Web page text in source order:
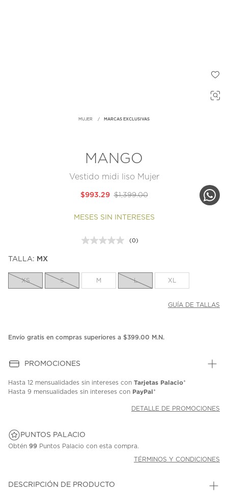
MUJER MARCAS EXCLUSIVAS
MANGO
Vestido midi liso Mujer
$1,399.00
$993.29
MESES SIN INTERESES
Sin
la
misma
(0)
TALLA: MX
XS S M L XL
GUÍA DE TALLAS
Envío gratis en compras superiores a $399.00 M.N.
PROMOCIONES
Hasta 12 mensualidades sin intereses con Tarjetas Palacio*
Hasta 9 mensualidades sin intereses con PayPal*
DETALLE DE PROMOCIONES
PUNTOS PALACIO
Obtén 99 Puntos Palacio con esta compra.
TÉRMINOS Y CONDICIONES
DESCRIPCIÓN DE PRODUCTO